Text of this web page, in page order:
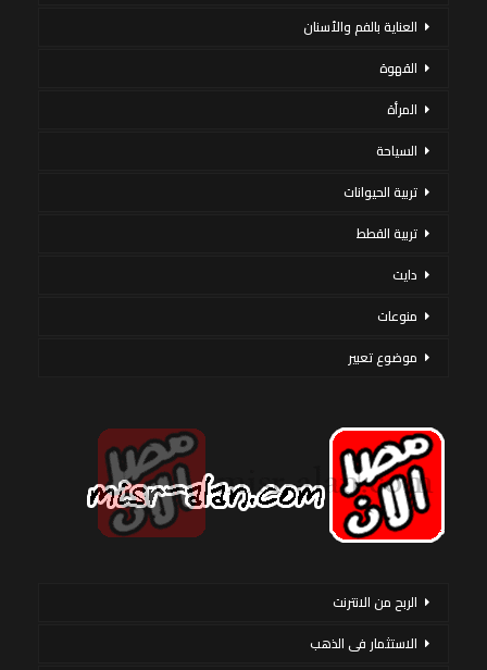
العناية بالفم والأسنان
القهوة
المرأة
السياحة
تربية الحيوانات
تربية القطط
دايت
منوعات
موضوع تعبير
الربح من الانترنت
الاستثمار فى الذهب